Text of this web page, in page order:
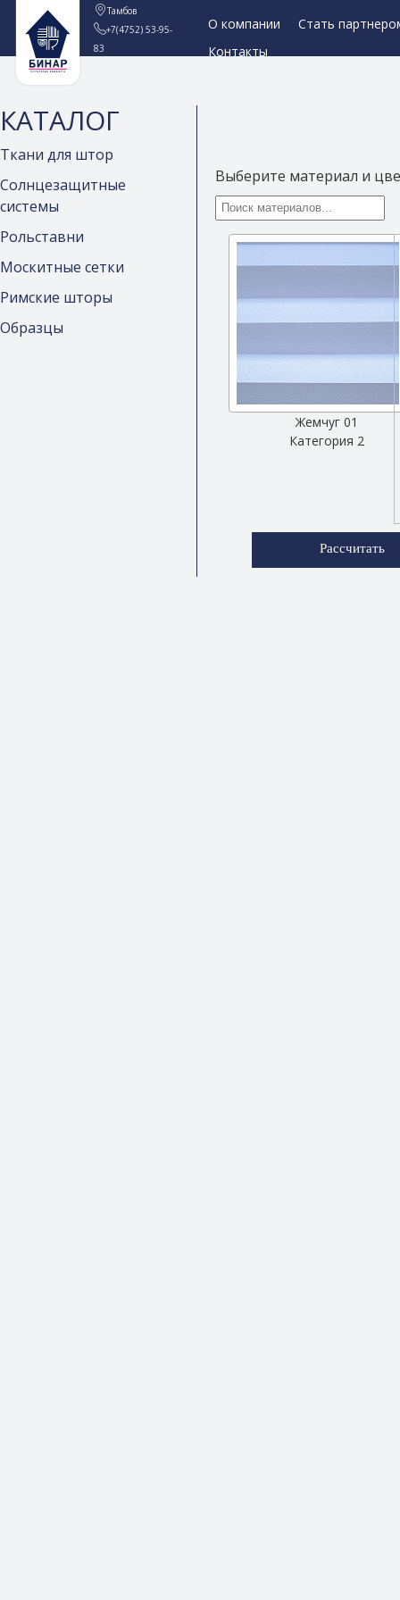
Тамбов
+7(4752) 53-95-
83
О компании
Стать
Контакты
КАТАЛОГ
Ткани для штор
Солнцезащитные
системы
Рольставни
Москитные сетки
Римские шторы
Образцы
Выберите материал и
Жемчуг 01
Категория 2
Рассчитать